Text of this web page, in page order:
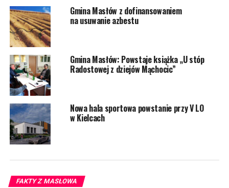
Gmina Masłów z dofinansowaniem
na usuwanie azbestu
Gmina Masłów: Powstaje książka „U stóp
Radostowej z dziejów Mąchocic”
Nowa hala sportowa powstanie przy V LO
w Kielcach
FAKTY Z MASŁOWA